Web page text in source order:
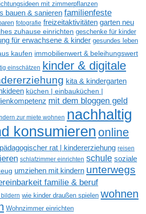
mit zimmerpflanzen
bauen & sanieren familienfeste
fotografie freizeitaktivitäten garten neu
zuhause einrichten geschenke für kinder
für erwachsene & kinder gesundes leben
kaufen immobilienwert & beleihungswert
einschätzen kinder & digitale
kita & kindergarten
küchen | einbauküchen |
mit dem bloggen geld
zur miete wohnen nachhaltig
konsumieren online
pädagogischer rat | kindererziehung reisen
schlafzimmer einrichten schule soziale
umziehen mit kindern unterwegs
familie & beruf
wie kinder draußen spielen wohnen
Wohnzimmer einrichten